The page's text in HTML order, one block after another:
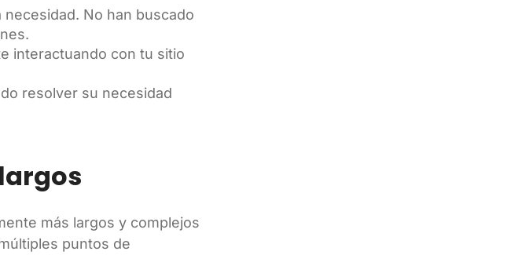
No han buscado
interactuando con tu sitio
resolver su necesidad
más largos y complejos
puntos de